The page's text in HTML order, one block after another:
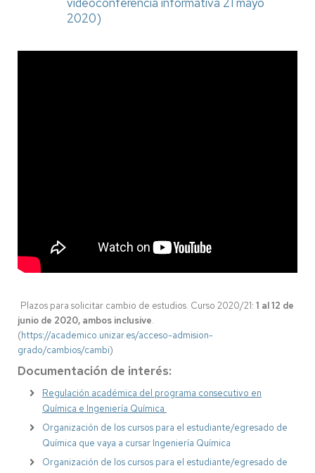
2020)
Plazos para solicitar cambio de estudios. Curso 2020/21: 1 al 12 de
junio de 2020, ambos inclusive.
(https://academico.unizar.es/acceso-admision-
grado/cambios/cambi)
Documentación de interés:
Regulación académica del programa consecutivo en
Química e Ingeniería Química
Organización de los cursos para el estudiante/egresado de
Química que vaya a cursar Ingeniería Química
Organización de los cursos para el estudiante/egresado de